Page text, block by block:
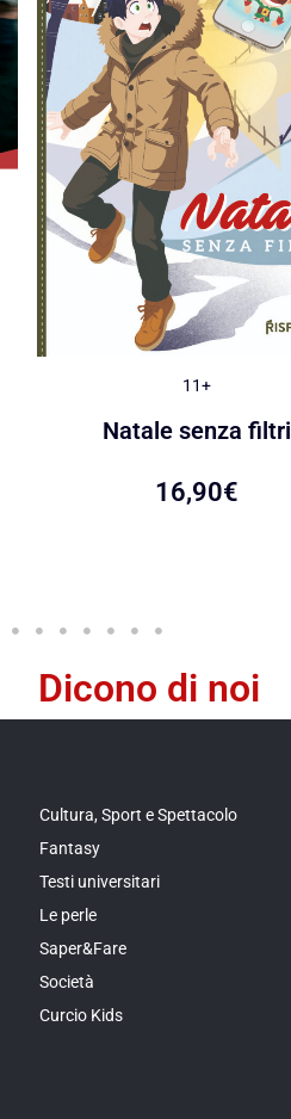
11+
Natale senza filtri
16,90€
Dicono di noi
Cultura, Sport e Spettacolo
Fantasy
Testi universitari
Le perle
Saper&Fare
Società
Curcio Kids